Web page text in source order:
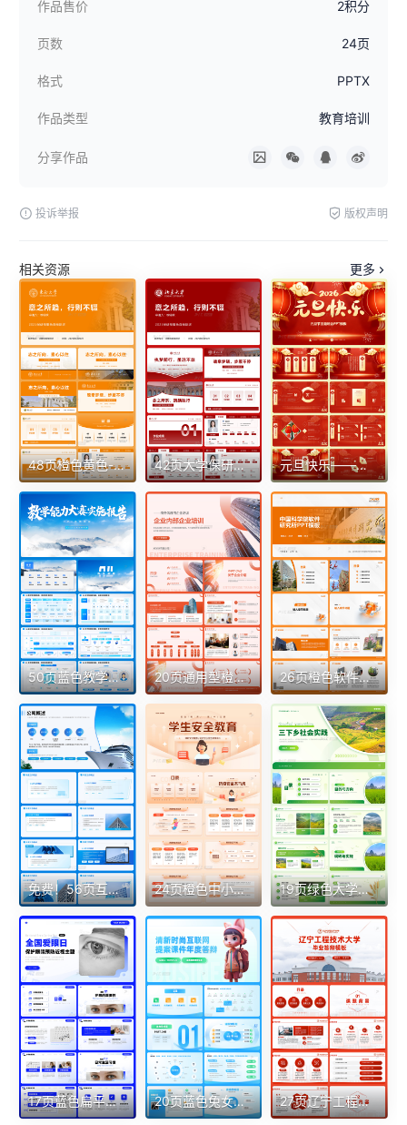
作品售价 2积分
页数 24页
格式 PPTX
作品类型 教育培训
分享作品
投诉举报 版权声明
相关资源 更多
48页橙色黄色-保研推免自我介绍顶部导航PPT（东南大学） 42页大学保研推免自我介绍陈述PPT模板（支持一键换色） 元旦快乐——简约新年元旦节主题班会23页PPT模板
50页蓝色教学能力大赛活动方案课程教案培训通用PPT 20页通用型橙色企业内部培训课件PPT模板 26页橙色软件研究所PPT学术模板
免费！56页互联网大厂蓝色商务风实用简单PPT模板 24页橙色中小学生安全知识教育普及PPT 19页绿色大学生暑假三下乡社会实践学习汇报总结PPT
17页蓝色扁平大气眼睛预防近视项目科普PPT 20页蓝色兔女孩小清新互联网提案课件年度答辩PPT模板 27页辽宁工程技术大学毕业答辩模板